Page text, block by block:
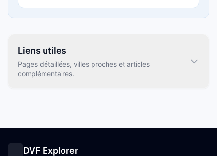
Liens utiles
Pages détaillées, villes proches et articles
complémentaires.
DVF Explorer